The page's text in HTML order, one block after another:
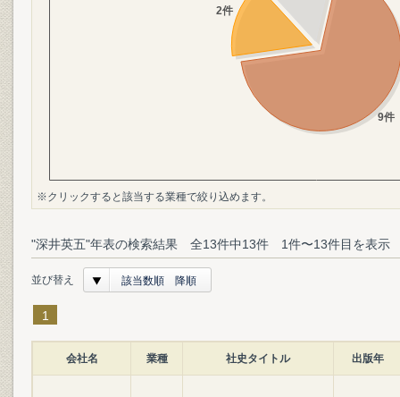
※クリックすると該当する業種で絞り込めます。
"深井英五"年表の検索結果 全13件中13件 1件〜13件目を表示
並び替え 該当数順 降順
1
会社名 業種 社史タイトル 出版年